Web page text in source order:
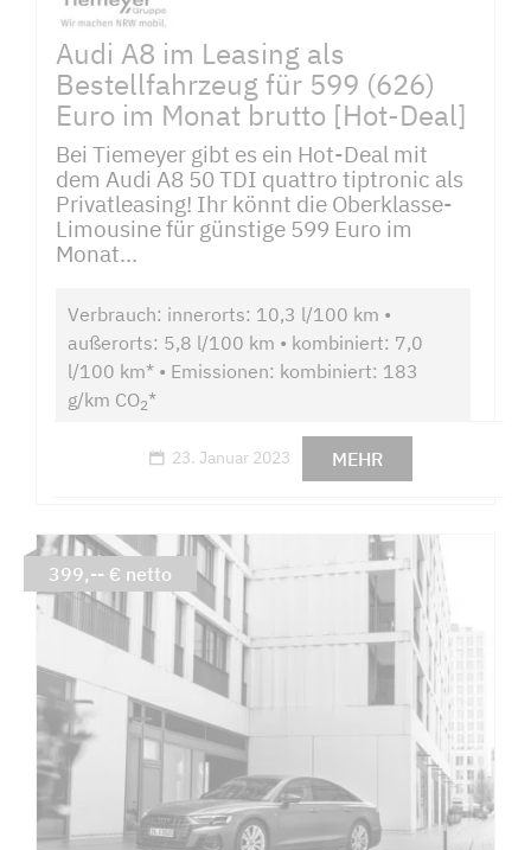
Audi A8 im Leasing als
Bestellfahrzeug für 599 (626)
Euro im Monat brutto [Hot-Deal]
Bei Tiemeyer gibt es ein Hot-Deal mit
dem Audi A8 50 TDI quattro tiptronic als
Privatleasing! Ihr könnt die Oberklasse-
Limousine für günstige 599 Euro im
Monat...
Verbrauch: innerorts: 10,3 l/100 km •
außerorts: 5,8 l/100 km • kombiniert: 7,0
l/100 km* • Emissionen: kombiniert: 183
g/km CO2*
23. Januar 2023 MEHR
399,-- € netto